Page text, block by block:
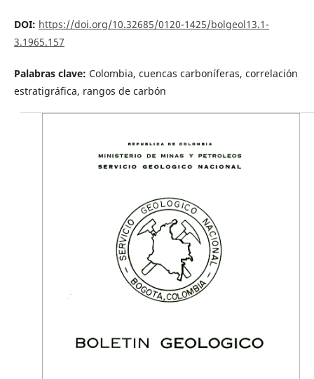
DOI: https://doi.org/10.32685/0120-1425/bolgeol13.1-
3.1965.157
Palabras clave: Colombia, cuencas carboníferas, correlación
estratigráfica, rangos de carbón